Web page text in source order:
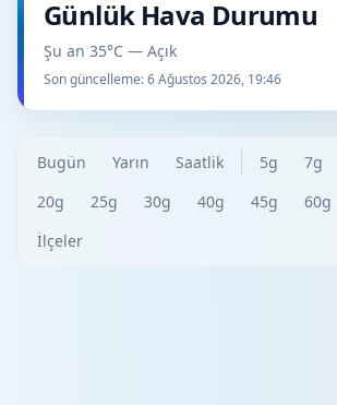
Günlük Hava Durumu
Şu an 35°C — Açık
Son güncelleme:6 Ağustos 2026, 19:46
Bugün Yarın Saatlik 5g 7g
20g
25g 30g 40g 45g 60g
İlçeler